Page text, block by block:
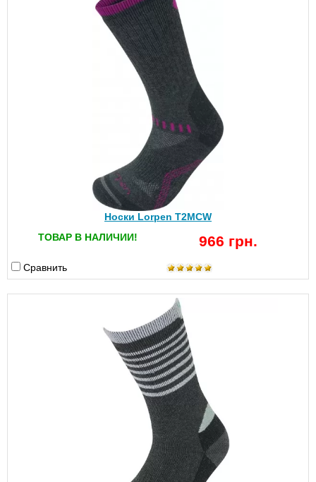
Носки Lorpen T2MCW
ТОВАР В НАЛИЧИИ!
966 грн.
Сравнить